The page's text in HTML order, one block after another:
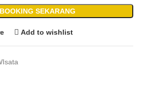
BOOKING SEKARANG
Add to wishlist